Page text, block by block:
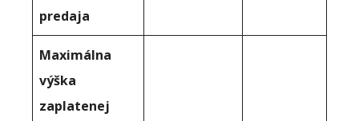
predaja
Maximálna
výška
zaplatenej